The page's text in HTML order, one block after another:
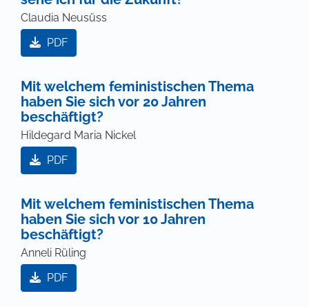
Claudia Neusüss
PDF
Mit welchem feministischen Thema
haben Sie sich vor 20 Jahren
beschäftigt?
Hildegard Maria Nickel
PDF
Mit welchem feministischen Thema
haben Sie sich vor 10 Jahren
beschäftigt?
Anneli Rüling
PDF